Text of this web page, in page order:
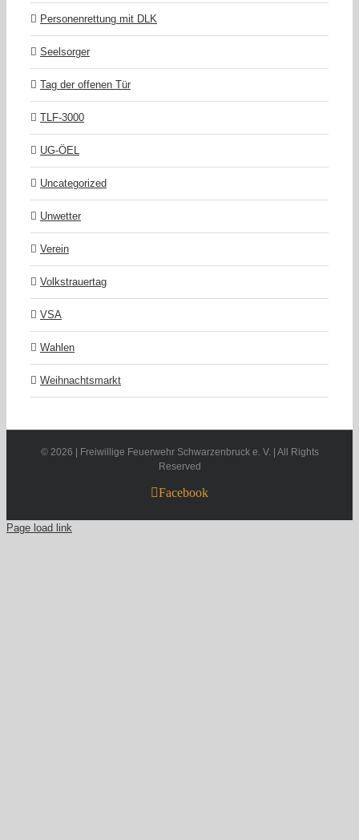
Personenrettung mit DLK
Seelsorger
Tag der offenen Tür
TLF-3000
UG-ÖEL
Uncategorized
Unwetter
Verein
Volkstrauertag
VSA
Wahlen
Weihnachtsmarkt
© 2026 | Freiwillige Feuerwehr Schwarzenbruck e. V. | All Rights
Reserved
Facebook
Page load link